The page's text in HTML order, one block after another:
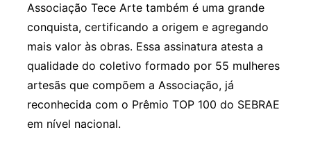
Associação Tece Arte também é uma grande
conquista, certificando a origem e agregando
mais valor às obras. Essa assinatura atesta a
qualidade do coletivo formado por 55 mulheres
artesãs que compõem a Associação, já
reconhecida com o Prêmio TOP 100 do SEBRAE
em nível nacional.